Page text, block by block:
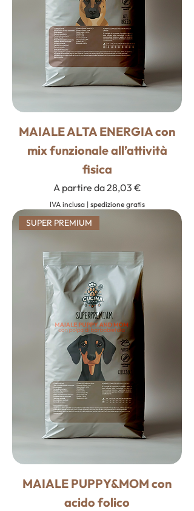
MAIALE ALTA ENERGIA con
mix funzionale all’attività
fisica
A partire da28,03 €
Prezzo scontato
IVA inclusa| spedizione gratis
SUPER PREMIUM
MAIALE PUPPY&MOM con
acido folico